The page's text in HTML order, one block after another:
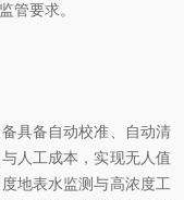
管要求。
具备自动校准、自动清
人工成本，实现无人值
地表水监测与高浓度工